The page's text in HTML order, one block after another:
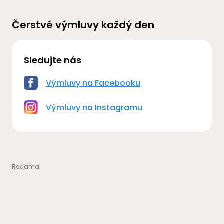
Čerstvé výmluvy každý den
Sledujte nás
Výmluvy na Facebooku
Výmluvy na Instagramu